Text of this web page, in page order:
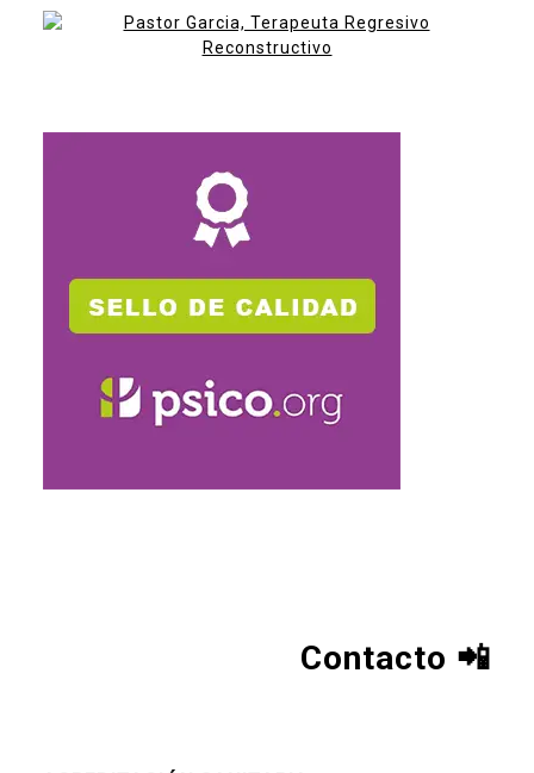
Contacto 📲